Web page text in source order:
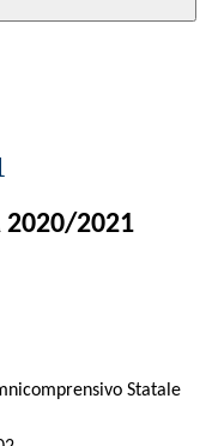
2020/2021
Statale